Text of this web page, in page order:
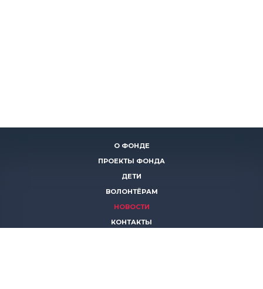
О ФОНДЕ
ПРОЕКТЫ ФОНДА
ДЕТИ
ВОЛОНТЁРАМ
НОВОСТИ
КОНТАКТЫ